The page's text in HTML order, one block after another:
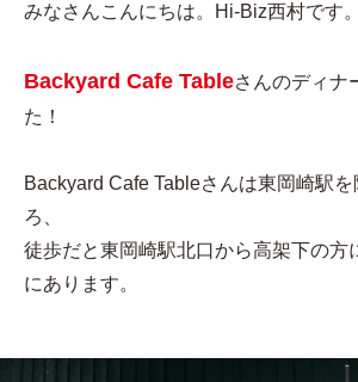
みなさんこんにちは。Hi-Biz西村です。
Backyard Cafe Tableさんのディナ
た！
Backyard Cafe Tableさんは東岡崎駅を
ろ、
徒歩だと東岡崎駅北口から高架下の方
にあります。